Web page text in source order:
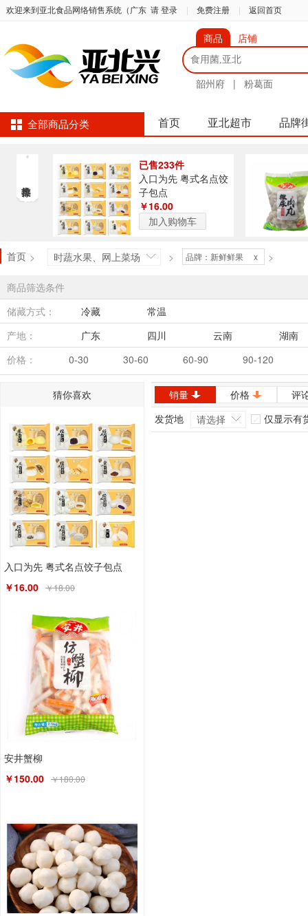
欢迎来到亚北食品网络销售系统（广东 请 登录 免费注册 返回首页
商品 店铺
韶州府 | 粉葛面
全部商品分类 首页 亚北超市 品牌
已售233件
入口为先 粤式名点饺
子包点
￥16.00
加入购物车
首页 > 时蔬水果、网上菜场 > 品牌：新鲜鲜果 x >
商品筛选条件
储藏方式：
冷藏
常温
产地：
广东 四川 云南
湖南
内蒙古
价格： 0-30 30-60 60-90 90-120
猜你喜欢
入口为先 粤式名点饺子包点
￥16.00 ￥18.00
安井蟹柳
￥150.00 ￥180.00
销量 价格
评
发货地
请选择 仅显示有